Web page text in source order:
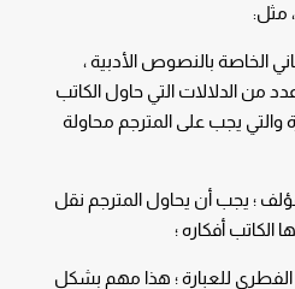
مثل:
الخاصة بالنصوص الأدبية ،
من الدلالات التي حاول الكاتب
والتي يجب على المترجم محاولة
؛ يجب أن يحاول المترجم نقل
الكاتب أفكاره ؛
الفطري للعبارة ؛ هذا مهم بشكل